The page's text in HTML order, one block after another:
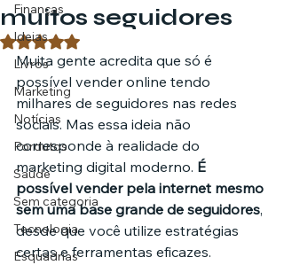
Finanças
Ideias
Livros
Marketing
Notícias
Pordutos
Saúde
Sem categoria
Tecnologia
Esquadrias
muitos seguidores
Avaliado com NaN de 5 estrelas.
Muita gente acredita que só é
possível vender online tendo
milhares de seguidores nas redes
sociais. Mas essa ideia não
corresponde à realidade do
marketing digital moderno. É
possível vender pela internet mesmo
sem uma base grande de seguidores,
desde que você utilize estratégias
certas e ferramentas eficazes.